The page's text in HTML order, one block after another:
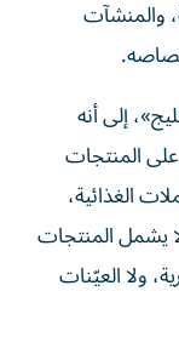
والمنشآت
إلى أنه
المنتجات
الغذائية،
يشمل المنتجات
ولا العيّنات